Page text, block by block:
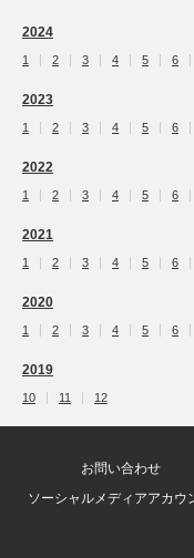
2024
1 2 3 4 5 6
2023
1 2 3 4 5 6
2022
1 2 3 4 5 6
2021
1 2 3 4 5 6
2020
1 2 3 4 5 6
2019
10 11 12
お問い合わせ
ソーシャルメディアアカウ